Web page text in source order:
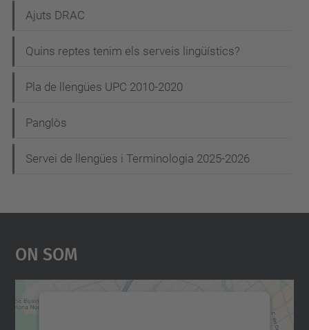
Ajuts DRAC
Quins reptes tenim els serveis lingüístics?
Pla de llengües UPC 2010-2020
Panglòs
Servei de llengües i Terminologia 2025-2026
On Som